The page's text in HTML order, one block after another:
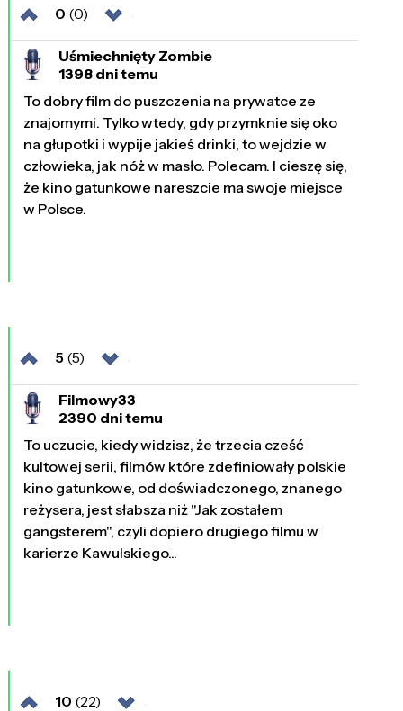
0 (0)
Uśmiechnięty Zombie
1398 dni temu
To dobry film do puszczenia na prywatce ze
znajomymi. Tylko wtedy, gdy przymknie się oko
na głupotki i wypije jakieś drinki, to wejdzie w
człowieka, jak nóż w masło. Polecam. I cieszę się,
że kino gatunkowe nareszcie ma swoje miejsce
w Polsce.
5 (5)
Filmowy33
2390 dni temu
To uczucie, kiedy widzisz, że trzecia cześć
kultowej serii, filmów które zdefiniowały polskie
kino gatunkowe, od doświadczonego, znanego
reżysera, jest słabsza niż "Jak zostałem
gangsterem", czyli dopiero drugiego filmu w
karierze Kawulskiego...
10 (22)